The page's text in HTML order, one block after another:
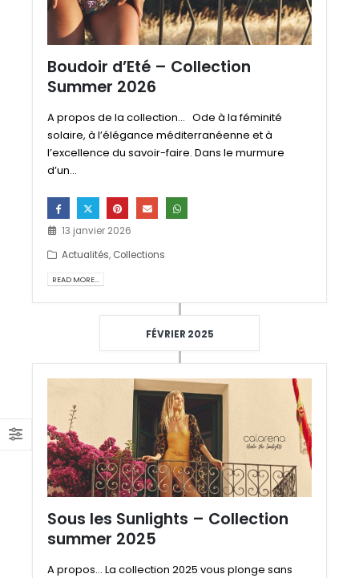
Boudoir d’Eté – Collection
Summer 2026
A propos de la collection... Ode à la féminité
solaire, à l’élégance méditerranéenne et à
l’excellence du savoir-faire. Dans le murmure
d’un...
13 janvier 2026
Actualités, Collections
READ MORE...
FÉVRIER 2025
Sous les Sunlights – Collection
summer 2025
A propos... La collection 2025 vous plonge sans